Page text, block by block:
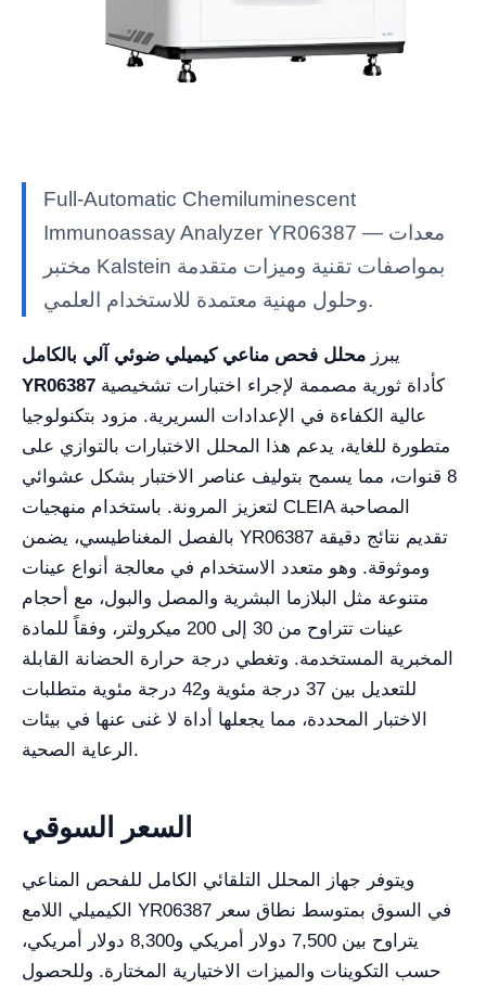
Full-Automatic Chemiluminescent
Immunoassay Analyzer YR06387 — معدات
مختبر Kalstein بمواصفات تقنية وميزات متقدمة
وحلول مهنية معتمدة للاستخدام العلمي.
يبرز محلل فحص مناعي كيميلي ضوئي آلي بالكامل
YR06387
عالية الكفاءة في الإعدادات السريرية. مزود بتكنولوجيا
متطورة للغاية، يدعم هذا المحلل الاختبارات بالتوازي على
8 قنوات، مما يسمح بتوليف عناصر الاختبار بشكل عشوائي
لتعزيز المرونة. باستخدام منهجيات CLEIA المصاحبة
بالفصل المغناطيسي، يضمن YR06387 تقديم نتائج دقيقة
وموثوقة. وهو متعدد الاستخدام في معالجة أنواع عينات
متنوعة مثل البلازما البشرية والمصل والبول، مع أحجام
عينات تتراوح من 30 إلى 200 ميكرولتر، وفقاً للمادة
المخبرية المستخدمة. وتغطي درجة حرارة الحضانة القابلة
للتعديل بين 37 درجة مئوية و42 درجة مئوية متطلبات
الاختبار المحددة، مما يجعلها أداة لا غنى عنها في بيئات
الرعاية الصحية.
السعر السوقي
ويتوفر جهاز المحلل التلقائي الكامل للفحص المناعي
الكيميلي اللامع YR06387 في السوق بمتوسط نطاق سعر
يتراوح بين 7,500 دولار أمريكي و8,300 دولار أمريكي،
حسب التكوينات والميزات الاختيارية المختارة. وللحصول